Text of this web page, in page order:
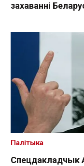
захаванні
Спецдакладчык
Палітыка